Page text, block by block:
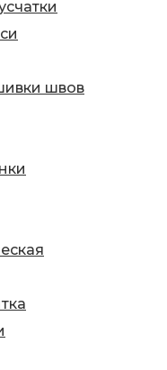
швов